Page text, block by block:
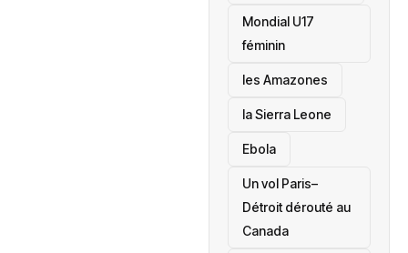
Mondial U17
féminin
les Amazones
la Sierra Leone
‎Ebola
Un vol Paris–
Détroit dérouté au
Canada